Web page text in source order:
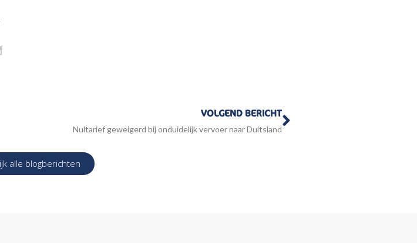
VOLGEND BERICHT
Nultarief geweigerd bij onduidelijk vervoer naar Duitsland
Volgende
alle blogberichten